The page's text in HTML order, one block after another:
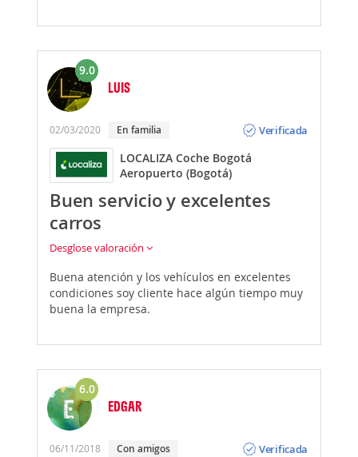
9.0
LUIS
02/03/2020 En familia
Verificada
LOCALIZA Coche Bogotá
Aeropuerto (Bogotá)
Buen servicio y excelentes
carros
Desglose valoración
Buena atención y los vehículos en excelentes
condiciones soy cliente hace algún tiempo muy
buena la empresa.
6.0
EDGAR
06/11/2018 Con amigos
Verificada